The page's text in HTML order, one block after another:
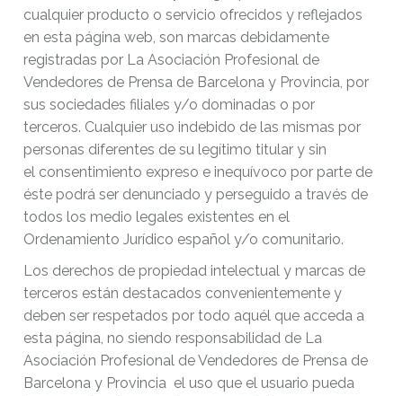
cualquier producto o servicio ofrecidos y reflejados
en esta página web, son marcas debidamente
registradas por La Asociación Profesional de
Vendedores de Prensa de Barcelona y Provincia, por
sus sociedades filiales y/o dominadas o por
terceros. Cualquier uso indebido de las mismas por
personas diferentes de su legítimo titular y sin
el consentimiento expreso e inequívoco por parte de
éste podrá ser denunciado y perseguido a través de
todos los medio legales existentes en el
Ordenamiento Jurídico español y/o comunitario.
Los derechos de propiedad intelectual y marcas de
terceros están destacados convenientemente y
deben ser respetados por todo aquél que acceda a
esta página, no siendo responsabilidad de La
Asociación Profesional de Vendedores de Prensa de
Barcelona y Provincia el uso que el usuario pueda